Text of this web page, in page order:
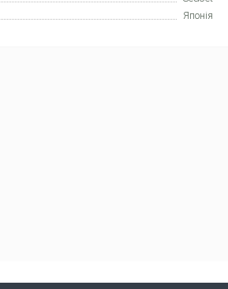
Японія